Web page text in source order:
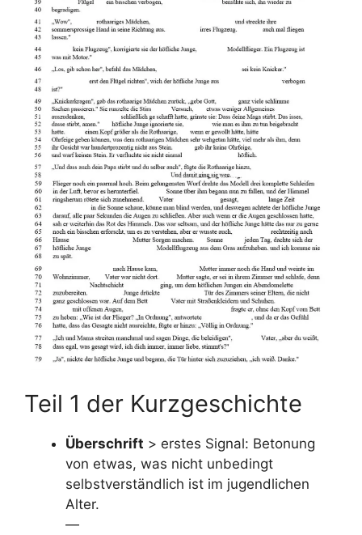
Teil 1 der Kurzgeschichte
Überschrift > erstes Signal: Betonung
von etwas, was nicht unbedingt
selbstverständlich ist im jugendlichen
Alter.
—